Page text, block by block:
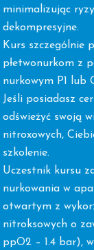
minimalizując
dekompresyjne.
Kurs szczególnie
płetwonurkom z
nurkowym P1 lub
Jeśli posiadasz
odświeżyć swoją
nitroxowych,
szkolenie.
Uczestnik kursu
nurkowania w
otwartym z
nitroksowych o
ppO2 – 1.4 bar),